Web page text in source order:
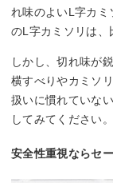
れ味のよいL字カミ
のL字カミソリは、
しかし、切れ味が
横すべりやカミソ
扱いに慣れていな
してみてください。
安全性重視ならセ